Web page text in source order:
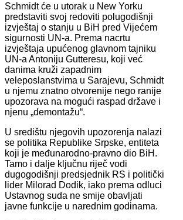
Schmidt će u utorak u New Yorku
predstaviti svoj redoviti polugodišnji
izvještaj o stanju u BiH pred Vijećem
sigurnosti UN-a. Prema nacrtu
izvještaja upućenog glavnom tajniku
UN-a Antoniju Gutteresu, koji već
danima kruži zapadnim
veleposlanstvima u Sarajevu, Schmidt
u njemu znatno otvorenije nego ranije
upozorava na mogući raspad države i
njenu „demontažu“.
U središtu njegovih upozorenja nalazi
se politika Republike Srpske, entiteta
koji je međunarodno-pravno dio BiH.
Tamo i dalje ključnu riječ vodi
dugogodišnji predsjednik RS i politički
lider Milorad Dodik, iako prema odluci
Ustavnog suda ne smije obavljati
javne funkcije u narednim godinama.